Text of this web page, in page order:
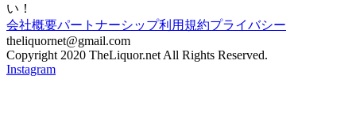
い！
会社概要パートナーシップ利用規約プライバシー
theliquornet@gmail.com
Copyright 2020 TheLiquor.net All Rights Reserved.
Instagram